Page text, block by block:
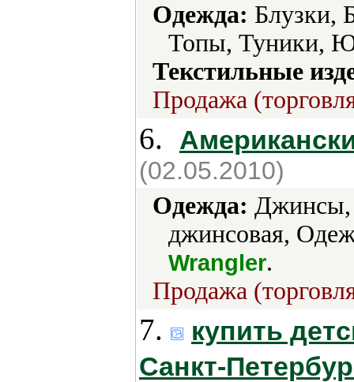
Одежда: Блузки,
Топы, Туники,
Текстильные
Продажа
6.
(02.05.2010)
Одежда: Джинсы,
джинсовая,
Wrangler.
Продажа
7.
купить
Санкт-